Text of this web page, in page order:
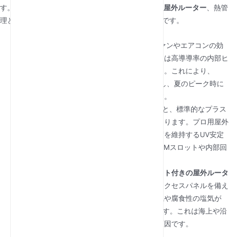
す。しかし、高性能には
SIMカードスロット付きの屋外ルーター、熱管
理と紫外線耐性は長期的なROIにとって同様に重要です。
屋内ルーターがアクティブファンやエアコンの効
いた部屋に依存するのに対し、屋外ユニットは高導導率の内部ヒ
ートシンクで熱を管理しなければなりません。これにより、
5G/LTEモデムはピークデータレートで動作し、夏のピーク時に
熱スロットリングが起きることを保証します。
直射日光に常にさらされると、標準的なプラス
チックは脆くなりひび割れが生じることがあります。プロ用屋外
ハードウェアは、長年にわたり構造的な強度を維持するUV安定
化された産業用ポリマーを使用し、繊細なSIMスロットや内部回
SIMカードスロット付きの屋外ルータ
産業用ゴム製ガスケットを備えた特殊なアクセスパネルを備え
ています。これにより真空密閉ができ、湿気や腐食性の塩気が
SIMカードの金色接点に到達するのを防ぎます。これは海上や沿
岸での接続「タイムアウト」エラーの主な原因です。